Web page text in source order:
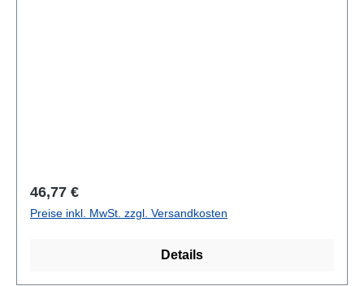
Regulärer Preis:
46,77 €
Preise inkl. MwSt. zzgl. Versandkosten
Details